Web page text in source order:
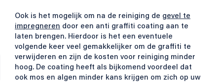
Ook is het mogelijk om na de reiniging de gevel te
impregneren door een anti graffiti coating aan te
laten brengen. Hierdoor is het een eventuele
volgende keer veel gemakkelijker om de graffiti te
verwijderen en zijn de kosten voor reiniging minder
hoog. De coating heeft als bijkomend voordeel dat
ook mos en algen minder kans krijgen om zich op uw